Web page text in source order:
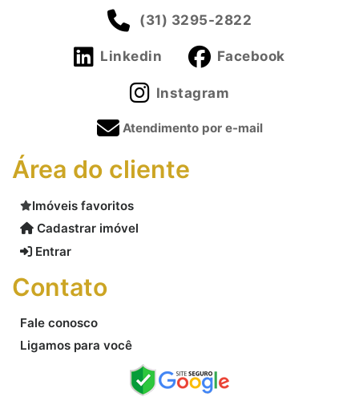
(31) 3295-2822
Linkedin Facebook
Instagram
Atendimento por e-mail
Área do cliente
Imóveis favoritos
Cadastrar imóvel
Entrar
Contato
Fale conosco
Ligamos para você